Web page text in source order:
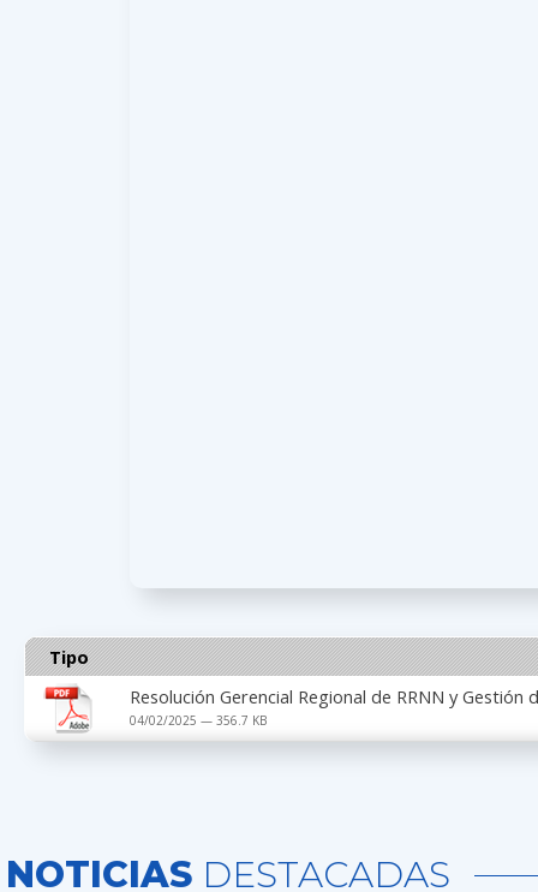
Tipo
Resolución Gerencial Regional de RRNN y Gestión
04/02/2025 — 356.7 KB
NOTICIAS DESTACADAS